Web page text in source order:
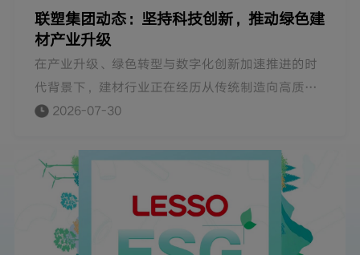
联塑集团动态：坚持科技创新，推动绿色建
材产业升级
在产业升级、绿色转型与数字化创新加速推进的时
代背景下，建材行业正在经历从传统制造向高质量
发展的深层变革。作为大型环球管道建材产业集
色理念推动长期发展。近期多项联塑集团动态显
示，集团正通过科技研发突破与ESG体系建设双向
发力，不断探索建材行业高质量发展的新路径。
2026-07-30